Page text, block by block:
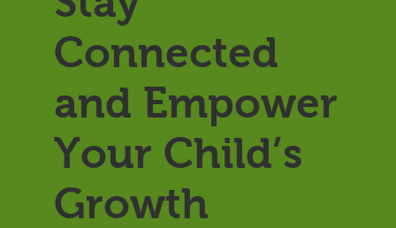
Connected
and Empower
Your Child’s
Growth